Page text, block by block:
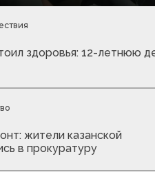
здоровья: 12-летнюю
жители казанской
в прокуратуру